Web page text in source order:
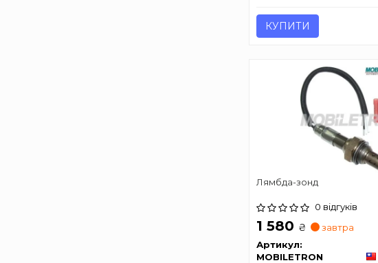
КУПИТИ
Лямбда-зонд
0 відгуків
1 580 ₴
завтра
Артикул:
MOBILETRON